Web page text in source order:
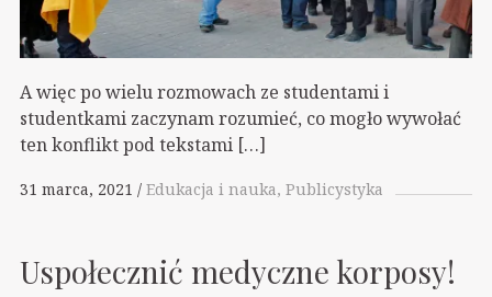
A więc po wielu rozmowach ze studentami i
studentkami zaczynam rozumieć, co mogło wywołać
ten konflikt pod tekstami […]
31 marca, 2021 Edukacja i nauka Publicystyka
Uspołecznić medyczne korposy!